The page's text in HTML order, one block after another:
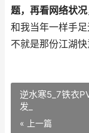
题，再看网络状
和我当年一样手
不就是那份江湖快
逆水寒5_7铁衣
发_
« 上一篇